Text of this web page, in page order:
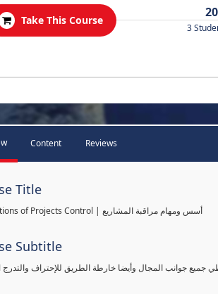
Take This Course
3
Content Reviews
Title
Foundations of Projects Control | أسس ومهام مراقبة المشاريع
Subtitle
جميع جوانب المجال وأيضا خارطة الطريق للإحتراف